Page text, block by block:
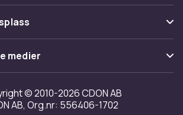
medier
© 2010-2026 CDON AB
AB, Org.nr: 556406-1702